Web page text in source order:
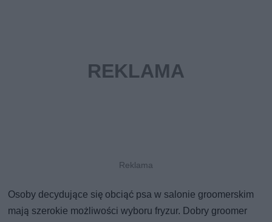
Osoby decydujące się obciąć psa w salonie groomerskim
mają szerokie możliwości wyboru fryzur. Dobry groomer